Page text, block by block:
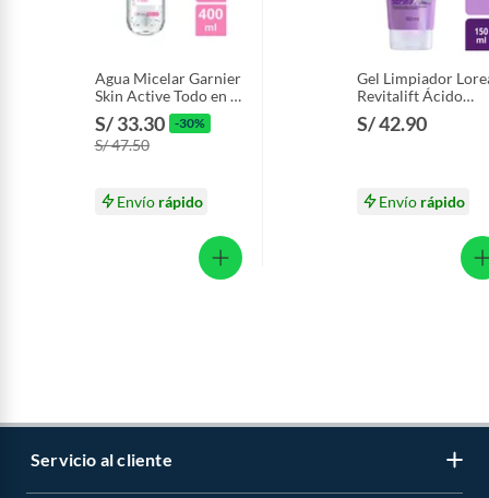
Agua Micelar Garnier
Skin Active Todo en 1
Envase 400 mL
S/ 33.30 -30%
S/ 47.50
Envío rápido
Gel Limpiador
Revitalift Ácido
Hialurónico Envase
150 mL
S/ 42.90
Envío rápido
Servicio al cliente